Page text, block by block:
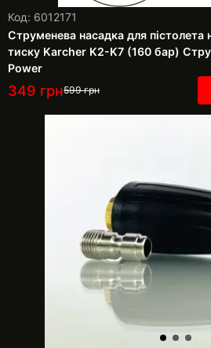
Код: 6012171
Струменева насадка для пістолета
тиску Karcher K2-K7 (160 бар)
Power
349 грн599грн